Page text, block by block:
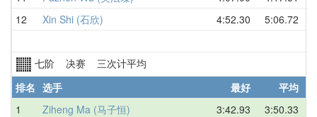
12
Xin Shi (石欣) 4:52.30 5:06.72
七阶 决赛 三次计平均
排名 选手 最好 平均
1
Ziheng Ma (马子恒) 3:42.93 3:50.33